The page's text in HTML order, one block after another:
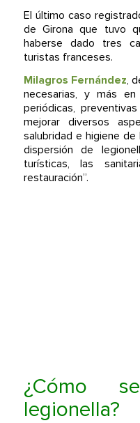
El último caso
de Girona que tuvo
haberse dado tres
turistas franceses.
Milagros Fernández,
necesarias, y más
periódicas,
mejorar diversos
salubridad e higiene
dispersión de
turísticas, las
restauración”.
¿Cómo
legionella?